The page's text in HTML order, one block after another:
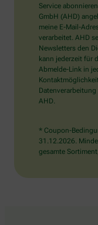
Dann
wählen
Sie
bitte
den
Schlüssel.
Service
GmbH (AHD)
meine E-Mail-
verarbeitet. AHD
Newsletters den
kann jederzeit für
Abmelde-Link in
AHD.
* Coupon-
31.12.2026.
gesamte